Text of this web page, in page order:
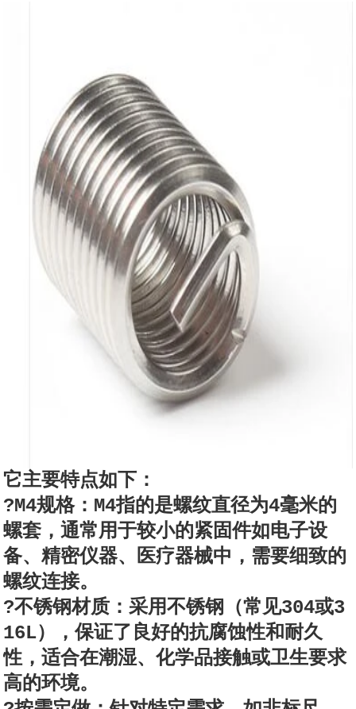
它主要特点如下：
?M4规格：M4指的是螺纹直径为4毫米的
螺套，通常用于较小的紧固件如电子设
备、精密仪器、医疗器械中，需要细致的
螺纹连接。
?不锈钢材质：采用不锈钢（常见304或3
16L），保证了良好的抗腐蚀性和耐久
性，适合在潮湿、化学品接触或卫生要求
高的环境。